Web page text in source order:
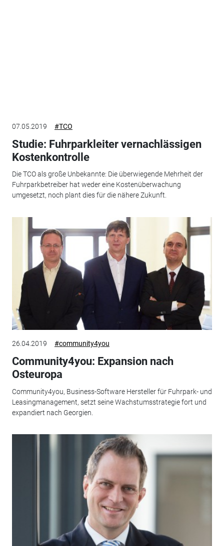
07.05.2019 #TCO
Studie: Fuhrparkleiter vernachlässigen
Kostenkontrolle
Die TCO als große Unbekannte: Die überwiegende Mehrheit der
Fuhrparkbetreiber hat weder eine Kostenüberwachung
umgesetzt, noch plant dies für die nähere Zukunft.
26.04.2019 #community4you
Community4you: Expansion nach
Osteuropa
Community4you, Business-Software Hersteller für Fuhrpark- und
Leasingmanagement, setzt seine Wachstumsstrategie fort und
expandiert nach Georgien.